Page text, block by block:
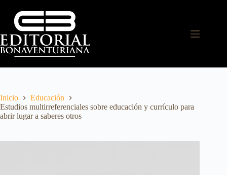
Inicio
Educación
Estudios multirreferenciales sobre educación y currículo para
abrir lugar a saberes otros